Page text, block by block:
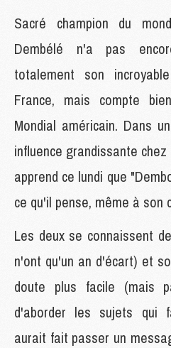
Sacré champion du
Dembélé n'a pas
totalement son
France, mais compte
Mondial américain. Dans
influence grandissante
apprend ce lundi que
ce qu'il pense, même à son
Les deux se connaissent
n'ont qu'un an d'écart) et
doute plus facile (mais
d'aborder les sujets qui
aurait fait passer un